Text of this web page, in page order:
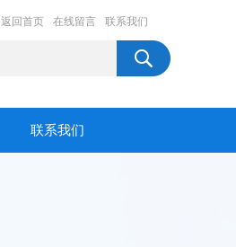
返回首页 在线留言 联系我们
联系我们